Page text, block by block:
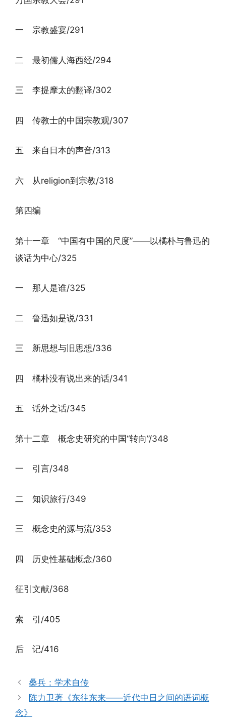
一 宗教盛宴/291
二 最初儒人海西经/294
三 李提摩太的翻译/302
四 传教士的中国宗教观/307
五 来自日本的声音/313
六 从religion到宗教/318
第四编
第十一章 “中国有中国的尺度”——以橘朴与鲁迅的
谈话为中心/325
一 那人是谁/325
二 鲁迅如是说/331
三 新思想与旧思想/336
四 橘朴没有说出来的话/341
五 话外之话/345
第十二章 概念史研究的中国“转向”/348
一 引言/348
二 知识旅行/349
三 概念史的源与流/353
四 历史性基础概念/360
征引文献/368
索 引/405
后 记/416
桑兵：学术自传
陈力卫著《东往东来——近代中日之间的语词概
念》